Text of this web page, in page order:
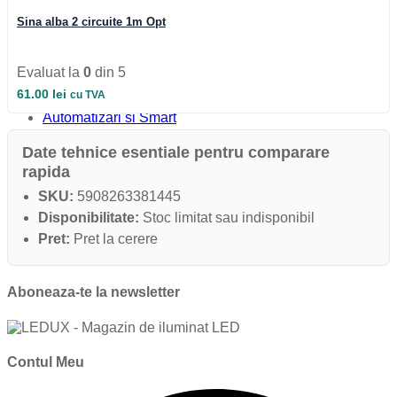
Iluminat Industrial
Iluminat Industrial
Module LED
Automatizari si Smart
Sina alba 2 circuite 1m Opt
Evaluat la 0 din 5
61.00 lei cu TVA
Date tehnice esentiale pentru comparare
rapida
SKU: 5908263381445
Disponibilitate: Stoc limitat sau indisponibil
Pret: Pret la cerere
Aboneaza-te la newsletter
Contul Meu